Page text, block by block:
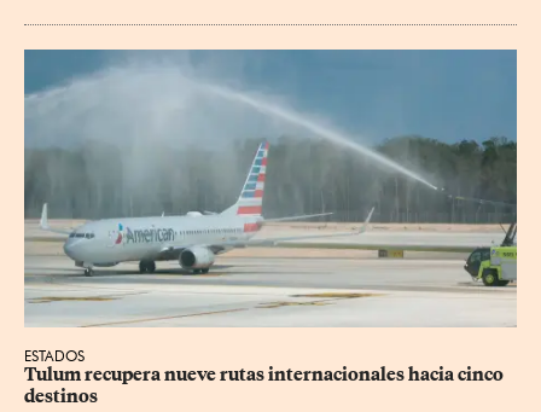
ESTADOS
Tulum recupera nueve rutas internacionales hacia cinco
destinos